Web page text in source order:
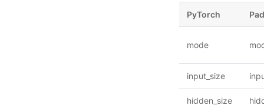
PyTorch
mode
input_size
hidden_size